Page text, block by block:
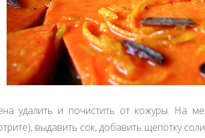
удалить и почистить от кожуры. На
выдавить сок, добавить щепотку